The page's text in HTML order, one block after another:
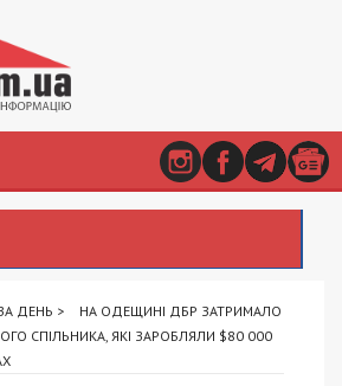
ДЕНЬ >
НА ОДЕЩИНІ ДБР ЗАТРИМАЛО
СПІЛЬНИКА, ЯКІ ЗАРОБЛЯЛИ $80 000